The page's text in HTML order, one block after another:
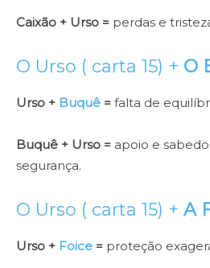
Caixão + Urso = perdas e
O Urso ( carta 15) + O
Urso + Buquê = falta de
Buquê + Urso = apoio e
segurança.
O Urso ( carta 15) + A
Urso + Foice = proteção